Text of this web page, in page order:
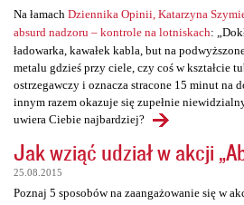
Na łamach Dziennika Opinii, Katarzyna
absurd nadzoru – kontrole na lotniskach:
ładowarka, kawałek kabla, but na
metalu gdzieś przy ciele, czy coś w kształcie
ostrzegawczy i oznacza stracone 15 minut na
innym razem okazuje się zupełnie
uwiera Ciebie najbardziej?
Jak wziąć udział w akcji
25.08.2015
Poznaj 5 sposobów na zaangażowanie się w